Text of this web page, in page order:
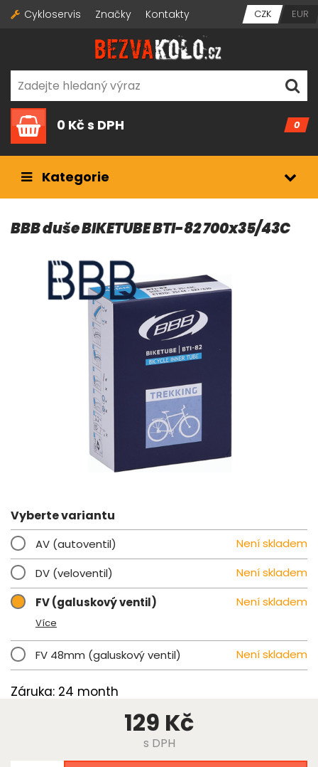
Cykloservis Značky Kontakty CZK EUR
0
0 Kčs DPH
Kategorie
BBB duše BIKETUBE BTI-82 700x35/43C
Vyberte variantu
AV (autoventil)
Není skladem
DV (veloventil)
Není skladem
FV (galuskový ventil)
Není skladem
Více
FV 48mm (galuskový ventil) Není skladem
Záruka: 24 month
129 Kč
s DPH